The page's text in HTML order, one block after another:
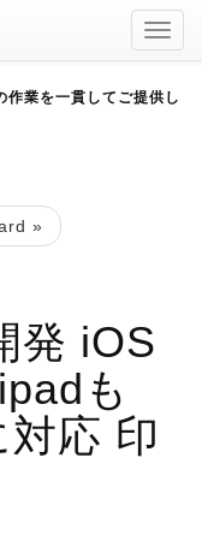
業を一貫してご提供し
»
発 iOS
も
応 印